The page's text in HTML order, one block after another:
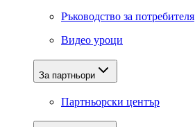
Ръководство за потребителя
Видео уроци
За партньори
Партньорски център